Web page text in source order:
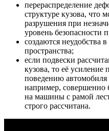
перераспределение
структуре кузова, что
разрушения при
уровень безопасности
создаются неудобства
пространства;
если подвески
кузова, то её усиление
поведению автомобиля
например, совершенно
на машины с рамой
строго рассчитана.